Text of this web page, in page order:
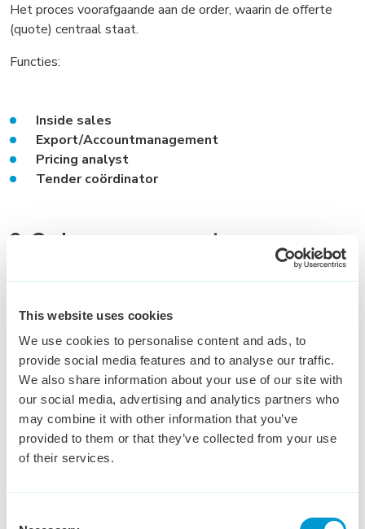
This website uses cookies
We use cookies to personalise content and ads, to
provide social media features and to analyse our traffic.
We also share information about your use of our site with
our social media, advertising and analytics partners who
may combine it with other information that you’ve
provided to them or that they’ve collected from your use
of their services.
Het proces voorafgaande aan de order, waarin de offerte
(quote) centraal staat.
Functies:
Inside sales
Export/Accountmanagement
Pricing analyst
Tender coördinator
2. Order management
Het beheer en monitoren van de order. In deze stap is
Functies:
Order Entry
Customer Care / Service
Order Management
After Sales
Claims Handler